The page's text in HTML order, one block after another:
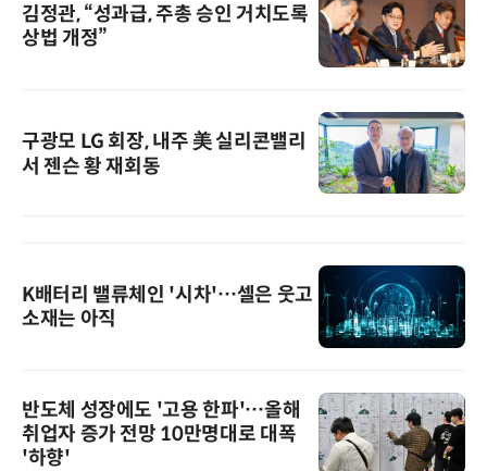
김정관, “성과급, 주총 승인 거치도록
상법 개정”
구광모 LG 회장, 내주 美 실리콘밸리
서 젠슨 황 재회동
K배터리 밸류체인 '시차'…셀은 웃고
소재는 아직
반도체 성장에도 '고용 한파'…올해
취업자 증가 전망 10만명대로 대폭
'하향'